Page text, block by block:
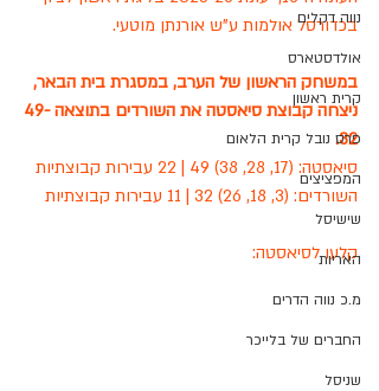
נווה דקלים
אולדסטארס
קרית ראשון
פרס נובל קרית הלאום
המפציצים
שישיסל
האריות
מ.כ נווה הדרים
החברים של בלייכר
שניסל
בכדורסל אולמות ע"ש אורנתן מוטעי.
במשחק הראשון של הערב, במסגרת בית הבאר,
ניצחה קבוצת סיאסטה את השורדים בתוצאה 49-
32.
סיאסטה: (17, 28, 38) 49 | 22 עבירות קבוצתיות
השורדים: (3, 18, 26) 32 | 11 עבירות קבוצתיות
קלעו לסיאסטה: